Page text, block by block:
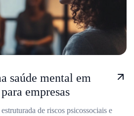
saúde mental em
empresas
de riscos psicossociais e